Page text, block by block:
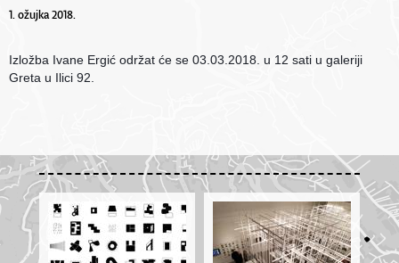
1. ožujka 2018.
Izložba Ivane Ergić održat će se 03.03.2018. u 12 sati u galeriji
Greta u Ilici 92.